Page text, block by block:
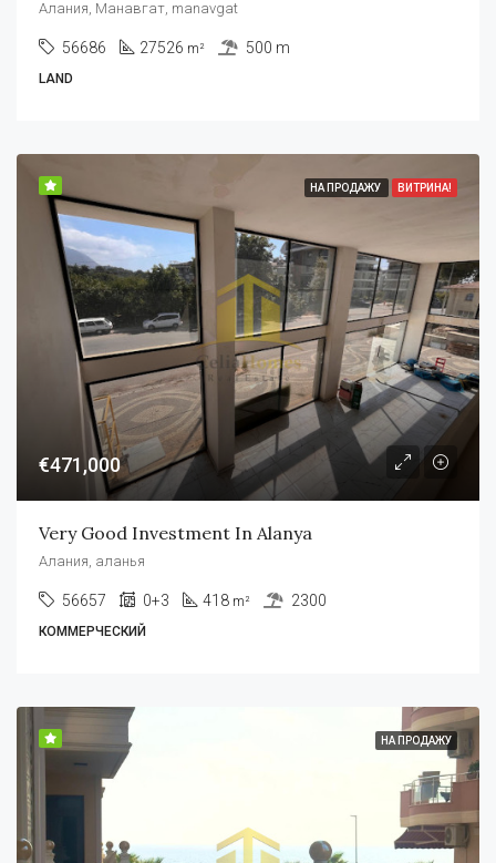
Алания, Манавгат, manavgat
56686 27526 m² 500 m
LAND
НА ПРОДАЖУ ВИТРИНА!
€471,000
Very Good Investment In Alanya
Алания, аланья
56657 0+3 418 m² 2300
КОММЕРЧЕСКИЙ
НА ПРОДАЖУ